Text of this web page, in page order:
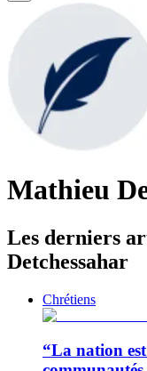
Mathieu
Les derniers
Detchessahar
Chrétiens
“La nation